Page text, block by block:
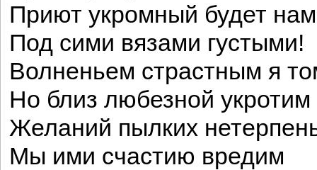
Приют укромный будет нам
Под сими вязами густыми!
Волненьем страстным я
Но близ любезной укротим
Желаний пылких
Мы ими счастию вредим